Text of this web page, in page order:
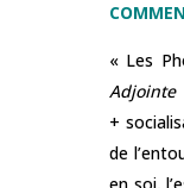
« Les
+
de